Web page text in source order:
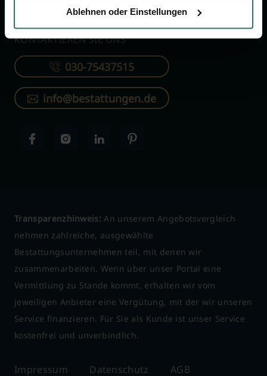
Ablehnen oder Einstellungen
KONTAKTIEREN SIE UNS
030-75437515
info@bestattungen.de
Transparenzhinweis: An unserem Angebotsvergleich
nehmen zahlreiche, ausgewählte
Bestattungsunternehmen teil, mit denen wir
zusammenarbeiten. Wenn über unser Portal eine
Vermittlung zu Stande kommt, erhalten wir vom
jeweiligen Anbieter eine Vergütung, mit der wir unseren
Service finanzieren. Für Sie als Kunde ist unser Service
kostenfrei und unverbindlich.
Impressum Datenschutz AGB